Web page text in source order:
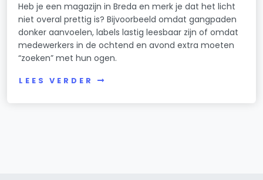
Heb je een magazijn in Breda en merk je dat het licht
niet overal prettig is? Bijvoorbeeld omdat gangpaden
donker aanvoelen, labels lastig leesbaar zijn of omdat
medewerkers in de ochtend en avond extra moeten
“zoeken” met hun ogen.
LEES VERDER